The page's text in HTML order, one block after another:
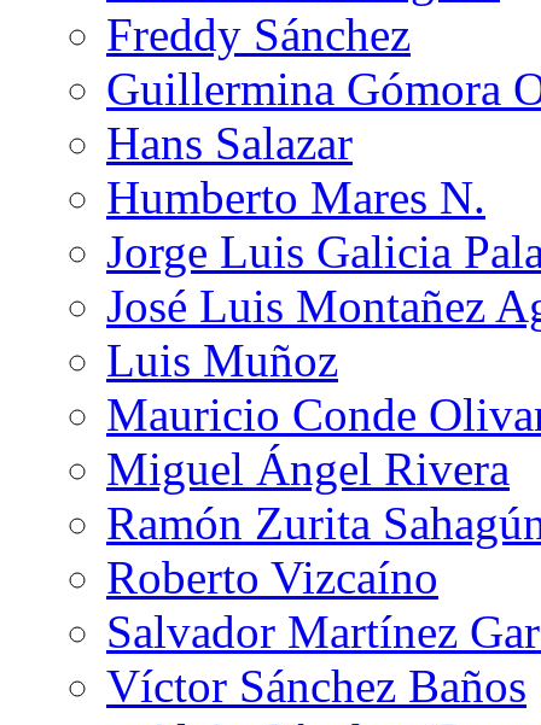
Freddy Sánchez
Guillermina Gómora
Hans Salazar
Humberto Mares N.
Jorge Luis Galicia
José Luis Montañez
Luis Muñoz
Mauricio Conde
Miguel Ángel Rivera
Ramón Zurita
Roberto Vizcaíno
Salvador Martínez
Víctor Sánchez Baños